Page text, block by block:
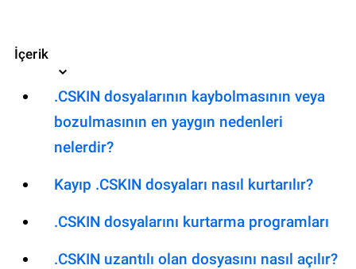
İçerik
.CSKIN dosyalarının kaybolmasının veya
bozulmasının en yaygın nedenleri
nelerdir?
Kayıp .CSKIN dosyaları nasıl kurtarılır?
.CSKIN dosyalarını kurtarma programları
.CSKIN uzantılı olan dosyasını nasıl açılır?